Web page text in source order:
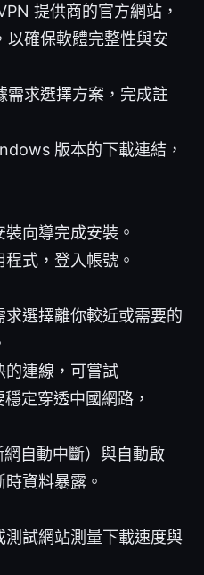
提供商的官方網站，
以確保軟體完整性與安
需求選擇方案，完成註
版本的下載連結，
向導完成安裝。
式，登入帳號。
選擇離你較近或需要的
的連線，可嘗試
定穿透中國網路，
自動中斷）與自動啟
資料暴露。
試網站測量下載速度與